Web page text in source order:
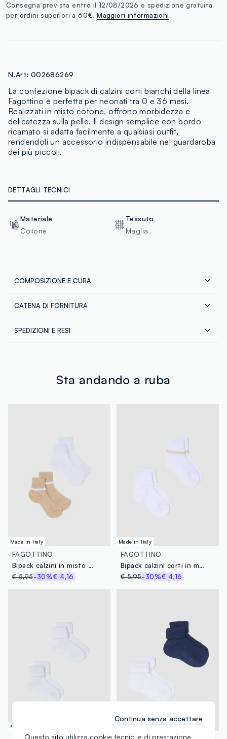
Consegna prevista entro il 12/08/2026 e spedizione gratuita
per ordini superiori a 60€.Maggiori informazioni
N.Art: 002686269
La confezione bipack di calzini corti bianchi della linea
Fagottino è perfetta per neonati tra 0 e 36 mesi.
Realizzati in misto cotone, offrono morbidezza e
delicatezza sulla pelle. Il design semplice con bordo
ricamato si adatta facilmente a qualsiasi outfit,
rendendoli un accessorio indispensabile nel guardaroba
dei più piccoli.
DETTAGLI TECNICI
Materiale
Cotone
Tessuto
Maglia
COMPOSIZIONE E CURA
Composizione: 75% COTONE,25% POLIAMMIDE
CATENA DI FORNITURA
CALZIFICIO BETTONI F.LLI
SPEDIZIONI E RESI
tuoi prodotti in negozio, il servizio è sempre gratuito.
Sta andando a ruba
Made in Italy
FAGOTTINO
Bipack calzini in misto cotone multicolor da neonato con bordo ricamato
€ 5,95-30%€ 4,16
Made in Italy
FAGOTTINO
Bipack calzini corti in misto cotone bianchi da neonato regular fit
€ 5,95-30%€ 4,16
Made in Italy Made in Italy
Questo sito utilizza cookie tecnici e di prestazione
Continua senza accettare